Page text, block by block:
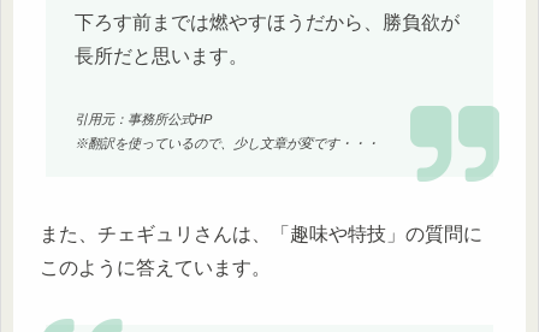
下ろす前までは燃やすほうだから、勝負欲が
長所だと思います。
引用元：事務所公式HP
※翻訳を使っているので、少し文章が変です・・・
また、チェギュリさんは、「趣味や特技」の質問に
このように答えています。